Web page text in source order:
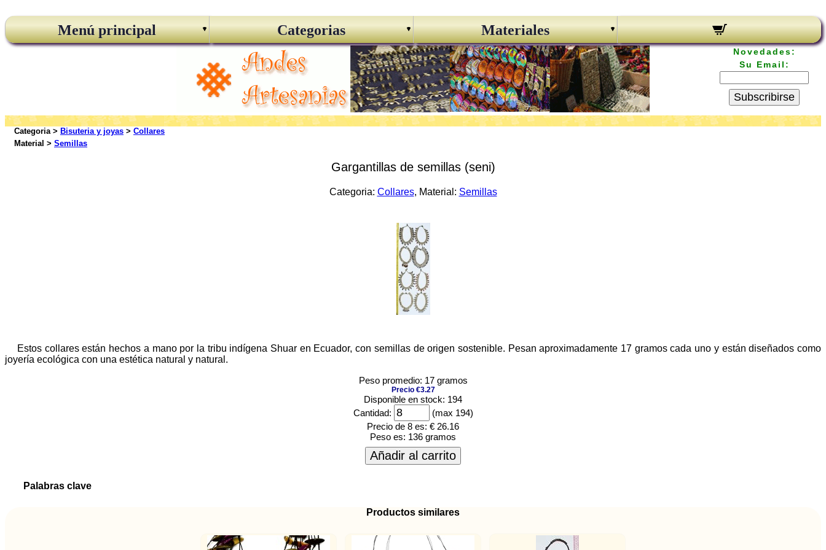
Menú principal Categorias Materiales
Novedades:
Su Email:
Subscribirse
Categoria > Bisuteria y joyas > Collares
Material > Semillas
Gargantillas de semillas (seni)
Categoria: Collares, Material: Semillas
Estos collares están hechos a mano por la tribu indígena Shuar en Ecuador, con semillas de origen sostenible. Pesan aproximadamente 17 gramos cada uno y están diseñados como
joyería ecológica con una estética natural y natural.
Peso promedio: 17 gramos
Precio €3.27
Disponible en stock: 194
Cantidad:
(max 194)
Precio de 8 es: € 26.16
Peso es: 136 gramos
Añadir al carrito
Palabras clave
Productos similares